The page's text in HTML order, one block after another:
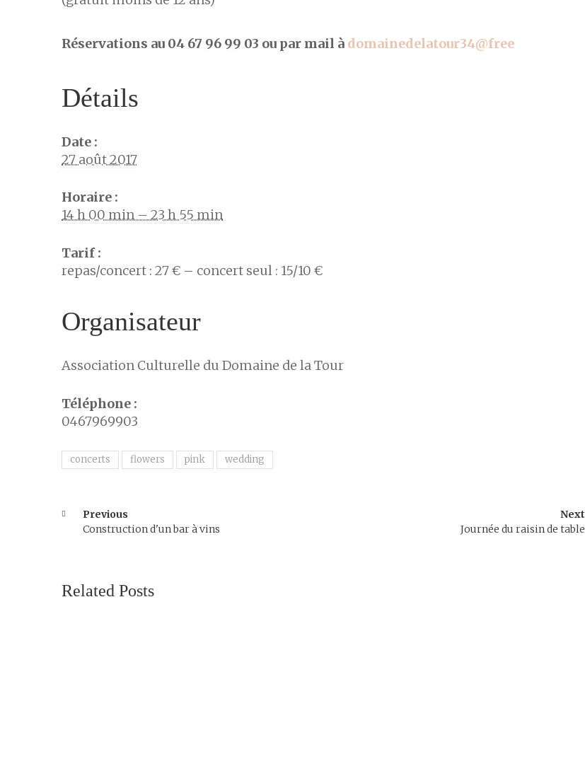
Réservations au 04 67 96 99 03 ou par mail à domainedelatour34@free
Détails
Date :
27 août 2017
Horaire :
14 h 00 min – 23 h 55 min
Tarif :
repas/concert : 27 € – concert seul : 15/10 €
Organisateur
Association Culturelle du Domaine de la Tour
Téléphone :
0467969903
concerts flowers pink wedding
Previous
Construction d'un bar à vins
Next
Journée du raisin de table
Related Posts